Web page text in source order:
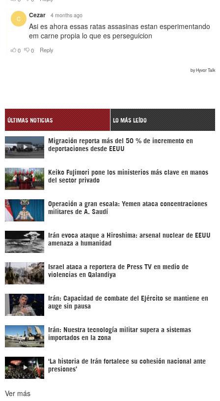
ÚLTIMAS NOTICIAS LO MÁS LEÍDO
Migración reporta más del 50 % de incremento en
deportaciones desde EEUU
Keiko Fujimori pone los ministerios más clave en manos
del sector privado
Operación a gran escala: Yemen ataca concentraciones
militares de A. Saudí
Irán evoca ataque a Hiroshima: arsenal nuclear de EEUU
amenaza a humanidad
Israel ataca a reportera de Press TV en medio de
violencias en Qalandiya
Irán: Capacidad de combate del Ejército se mantiene en
auge sin pausa
Irán: Nuestra tecnología militar supera a sistemas
importados en la zona
‘La historia de Irán fortalece su cohesión nacional ante
presiones’
Ver más